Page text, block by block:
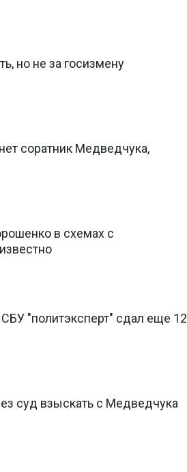
но не за госизмену
соратник Медведчука,
в схемах с
"политэксперт" сдал еще 12
суд взыскать с Медведчука